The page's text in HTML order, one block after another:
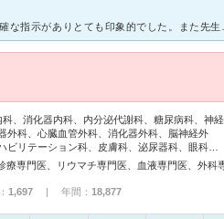
科、消化器内科、内分泌代謝科、糖尿病科、神経
外科、心臓血管外科、消化器外科、脳神経外
ビリテーション科、皮膚科、泌尿器科、眼科…
1,697 | 年間： 18,877